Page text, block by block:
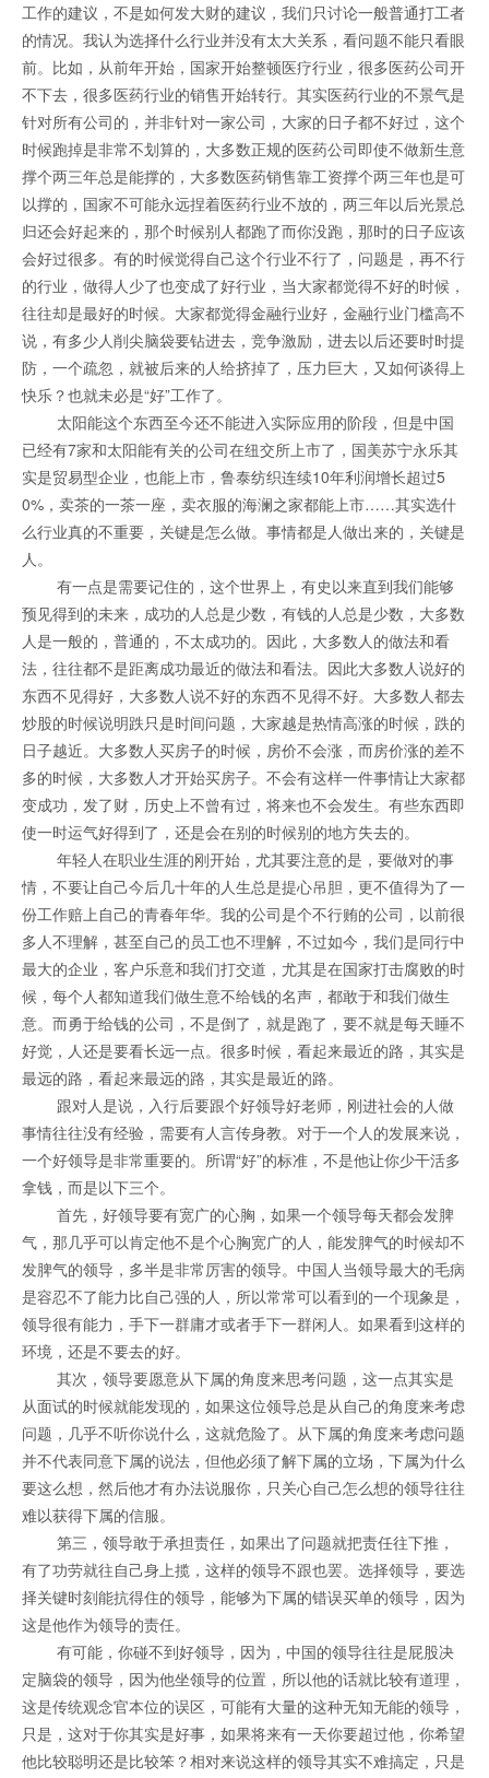
工作的建议，不是如何发大财的建议，我们只讨论一般普通打工者
的情况。我认为选择什么行业并没有太大关系，看问题不能只看眼
前。比如，从前年开始，国家开始整顿医疗行业，很多医药公司开
不下去，很多医药行业的销售开始转行。其实医药行业的不景气是
针对所有公司的，并非针对一家公司，大家的日子都不好过，这个
时候跑掉是非常不划算的，大多数正规的医药公司即使不做新生意
撑个两三年总是能撑的，大多数医药销售靠工资撑个两三年也是可
以撑的，国家不可能永远捏着医药行业不放的，两三年以后光景总
归还会好起来的，那个时候别人都跑了而你没跑，那时的日子应该
会好过很多。有的时候觉得自己这个行业不行了，问题是，再不行
的行业，做得人少了也变成了好行业，当大家都觉得不好的时候，
往往却是最好的时候。大家都觉得金融行业好，金融行业门槛高不
说，有多少人削尖脑袋要钻进去，竞争激励，进去以后还要时时提
防，一个疏忽，就被后来的人给挤掉了，压力巨大，又如何谈得上
快乐？也就未必是“好”工作了。
太阳能这个东西至今还不能进入实际应用的阶段，但是中国
已经有7家和太阳能有关的公司在纽交所上市了，国美苏宁永乐其
实是贸易型企业，也能上市，鲁泰纺织连续10年利润增长超过5
0%，卖茶的一茶一座，卖衣服的海澜之家都能上市……其实选什
么行业真的不重要，关键是怎么做。事情都是人做出来的，关键是
人。
有一点是需要记住的，这个世界上，有史以来直到我们能够
预见得到的未来，成功的人总是少数，有钱的人总是少数，大多数
人是一般的，普通的，不太成功的。因此，大多数人的做法和看
法，往往都不是距离成功最近的做法和看法。因此大多数人说好的
东西不见得好，大多数人说不好的东西不见得不好。大多数人都去
炒股的时候说明跌只是时间问题，大家越是热情高涨的时候，跌的
日子越近。大多数人买房子的时候，房价不会涨，而房价涨的差不
多的时候，大多数人才开始买房子。不会有这样一件事情让大家都
变成功，发了财，历史上不曾有过，将来也不会发生。有些东西即
使一时运气好得到了，还是会在别的时候别的地方失去的。
年轻人在职业生涯的刚开始，尤其要注意的是，要做对的事
情，不要让自己今后几十年的人生总是提心吊胆，更不值得为了一
份工作赔上自己的青春年华。我的公司是个不行贿的公司，以前很
多人不理解，甚至自己的员工也不理解，不过如今，我们是同行中
最大的企业，客户乐意和我们打交道，尤其是在国家打击腐败的时
候，每个人都知道我们做生意不给钱的名声，都敢于和我们做生
意。而勇于给钱的公司，不是倒了，就是跑了，要不就是每天睡不
好觉，人还是要看长远一点。很多时候，看起来最近的路，其实是
最远的路，看起来最远的路，其实是最近的路。
跟对人是说，入行后要跟个好领导好老师，刚进社会的人做
事情往往没有经验，需要有人言传身教。对于一个人的发展来说，
一个好领导是非常重要的。所谓“好”的标准，不是他让你少干活多
拿钱，而是以下三个。
首先，好领导要有宽广的心胸，如果一个领导每天都会发脾
气，那几乎可以肯定他不是个心胸宽广的人，能发脾气的时候却不
发脾气的领导，多半是非常厉害的领导。中国人当领导最大的毛病
是容忍不了能力比自己强的人，所以常常可以看到的一个现象是，
领导很有能力，手下一群庸才或者手下一群闲人。如果看到这样的
环境，还是不要去的好。
其次，领导要愿意从下属的角度来思考问题，这一点其实是
从面试的时候就能发现的，如果这位领导总是从自己的角度来考虑
问题，几乎不听你说什么，这就危险了。从下属的角度来考虑问题
并不代表同意下属的说法，但他必须了解下属的立场，下属为什么
要这么想，然后他才有办法说服你，只关心自己怎么想的领导往往
难以获得下属的信服。
第三，领导敢于承担责任，如果出了问题就把责任往下推，
有了功劳就往自己身上揽，这样的领导不跟也罢。选择领导，要选
择关键时刻能抗得住的领导，能够为下属的错误买单的领导，因为
这是他作为领导的责任。
有可能，你碰不到好领导，因为，中国的领导往往是屁股决
定脑袋的领导，因为他坐领导的位置，所以他的话就比较有道理，
这是传统观念官本位的误区，可能有大量的这种无知无能的领导，
只是，这对于你其实是好事，如果将来有一天你要超过他，你希望
他比较聪明还是比较笨？相对来说这样的领导其实不难搞定，只是